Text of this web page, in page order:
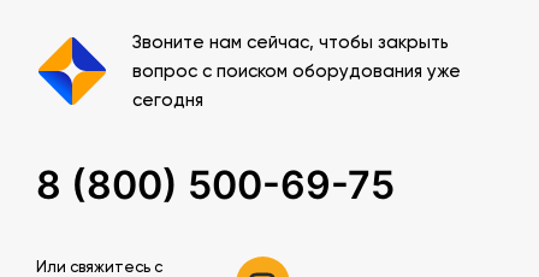
Звоните нам сейчас, чтобы закрыть
вопрос с поиском оборудования уже
сегодня
8 (800) 500-69-75
Или свяжитесь c